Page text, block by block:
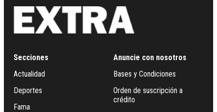
Secciones
Actualidad
Deportes
Fama
Anuncie con nosotros
Bases y Condiciones
Orden de suscripción a
crédito